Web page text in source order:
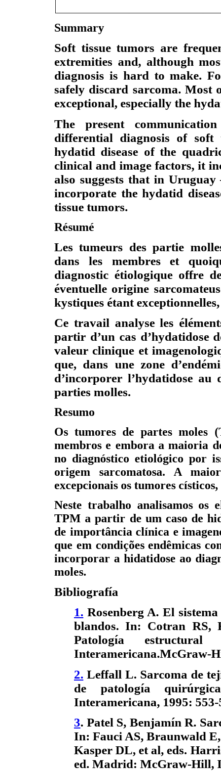
Summary
Soft tissue tumors are
extremities and, although
diagnosis is hard to make.
safely discard sarcoma. Most
exceptional, especially the
The present
differential diagnosis of
hydatid disease of the
clinical and image factors, it
also suggests that in
incorporate the hydatid
tissue tumors.
Résumé
Les tumeurs des partie
dans les membres et
diagnostic étiologique offre
éventuelle origine
kystiques étant
Ce travail analyse les
partir d’un cas d’hydatidose
valeur clinique et
que, dans une zone
d’incorporer l’hydatidose au
parties molles.
Resumo
Os tumores de partes moles
membros e embora a maioria
no diagnóstico etiológico por
origem sarcomatosa. A
excepcionais os tumores
Neste trabalho analisamos os
TPM a partir de um caso de
de importância clínica e
que em condições endêmicas
incorporar a hidatidose ao
moles.
Bibliografía
1. Rosenberg A. El
blandos.In: Cotran RS,
Patología
Interamericana.McGraw-
2. Leffall L. Sarcoma de
de patología
Interamericana, 1995: 553-
3. Patel S, Benjamín R.
In: Fauci AS, Braunwald
Kasper DL, et al, eds.
ed. Madrid: McGraw-Hill,